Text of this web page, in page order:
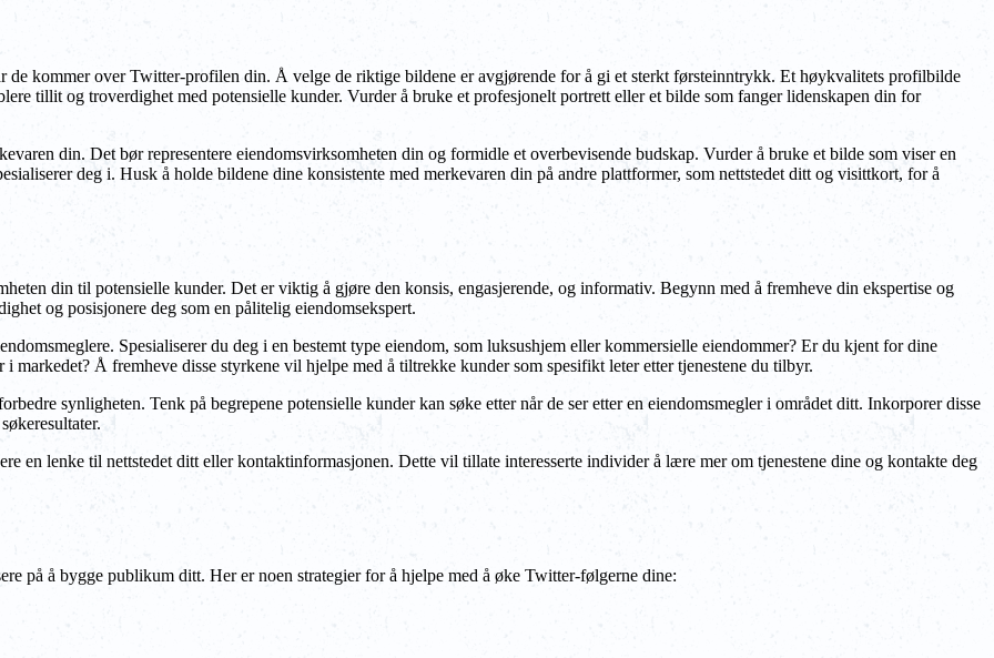
de kommer over Twitter-profilen din. Å velge de riktige bildene er avgjørende for å gi et sterkt førsteinntrykk. Et høykvalitets profilbilde
tillit og troverdighet med potensielle kunder. Vurder å bruke et profesjonelt portrett eller et bilde som fanger lidenskapen din for
din. Det bør representere eiendomsvirksomheten din og formidle et overbevisende budskap. Vurder å bruke et bilde som viser en
deg i. Husk å holde bildene dine konsistente med merkevaren din på andre plattformer, som nettstedet ditt og visittkort, for å
din til potensielle kunder. Det er viktig å gjøre den konsis, engasjerende, og informativ. Begynn med å fremheve din ekspertise og
og posisjonere deg som en pålitelig eiendomsekspert.
Spesialiserer du deg i en bestemt type eiendom, som luksushjem eller kommersielle eiendommer? Er du kjent for dine
markedet? Å fremheve disse styrkene vil hjelpe med å tiltrekke kunder som spesifikt leter etter tjenestene du tilbyr.
synligheten. Tenk på begrepene potensielle kunder kan søke etter når de ser etter en eiendomsmegler i området ditt. Inkorporer disse
en lenke til nettstedet ditt eller kontaktinformasjonen. Dette vil tillate interesserte individer å lære mer om tjenestene dine og kontakte deg
på å bygge publikum ditt. Her er noen strategier for å hjelpe med å øke Twitter-følgerne dine: